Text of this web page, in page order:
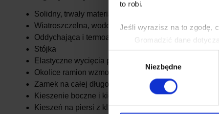
to robi.
Jeśli wyrazisz na to zgodę,
Gromadzić dane
Identyfikować Twoje
Dowiedz się więcej
szczegółów
. W Deklaracji
Wykorzystujemy pliki
Niezbędne
Solidny, trwały materiał soft shell
Wiatroszczelna, wodoodporna (do 2000 mm słupa
Oddychająca i termoaktywna (2000 g/m²/24 h)]
Stójka
Elastyczne wycięcia pach
Okolice ramion wzmocnione tkaniną CORDURA®
Zamek na całej długości z przodu z klapą sztormową
Kieszenie boczne i kieszeń na klatce piersiowej, z
Kieszeń na piersi z klapką